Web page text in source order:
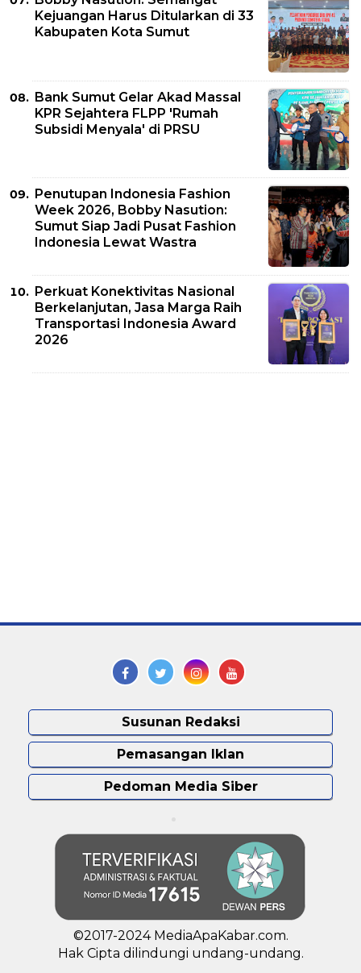
Kejuangan Harus Ditularkan di 33
Kabupaten Kota Sumut
Bank Sumut Gelar Akad Massal
KPR Sejahtera FLPP 'Rumah
Subsidi Menyala' di PRSU
Penutupan Indonesia Fashion
Week 2026, Bobby Nasution:
Sumut Siap Jadi Pusat Fashion
Indonesia Lewat Wastra
Perkuat Konektivitas Nasional
Berkelanjutan, Jasa Marga Raih
Transportasi Indonesia Award
2026
Susunan Redaksi
Pemasangan Iklan
Pedoman Media Siber
©2017-2024 MediaApaKabar.com.
Hak Cipta dilindungi undang-undang.